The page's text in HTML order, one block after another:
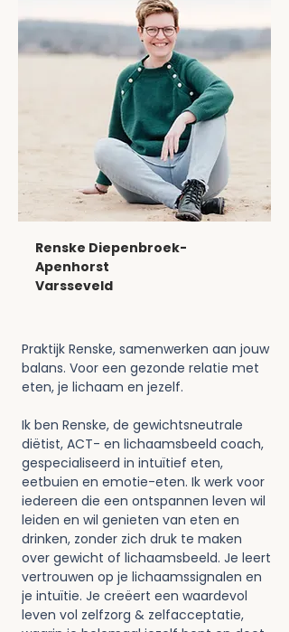
Renske Diepenbroek-
Apenhorst
Varsseveld
Praktijk Renske, samenwerken aan jouw
balans. Voor een gezonde relatie met
eten, je lichaam en jezelf.
Ik ben Renske, de gewichtsneutrale
diëtist, ACT- en lichaamsbeeld coach,
gespecialiseerd in intuïtief eten,
eetbuien en emotie-eten. Ik werk voor
iedereen die een ontspannen leven wil
leiden en wil genieten van eten en
drinken, zonder zich druk te maken
over gewicht of lichaamsbeeld. Je leert
vertrouwen op je lichaamssignalen en
je intuïtie. Je creëert een waardevol
leven vol zelfzorg & zelfacceptatie,